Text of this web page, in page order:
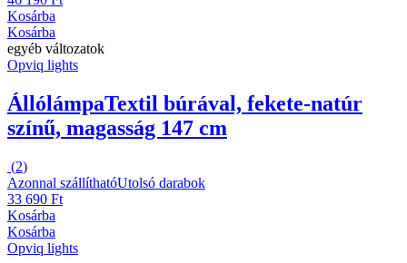
Kosárba
Kosárba
egyéb változatok
Opviq lights
ÁllólámpaTextil búrával, fekete-natúr
színű, magasság 147 cm
(2)
Azonnal szállíthatóUtolsó darabok
33 690 Ft
Kosárba
Kosárba
Opviq lights